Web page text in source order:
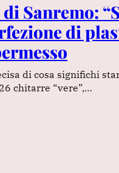
Sanremo:
di
di cosa significhi
chitarre “vere”,…